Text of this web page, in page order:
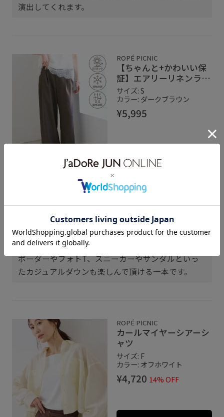
演出してくれます。
ROPÉ PICNIC
【ちゃんと+かわいい保
証】エアリーリネンライ
ク タックワイドパン
ツ/UVカット・速乾
サイズ: S
カラー: ダークブラウン
¥5,995
商品詳細をみる
腰周りのタックから裾にかけては落ちるような質感
で、こちらもジャケットと同じく少し光沢感があ
り、柔らかく上品な印象のボトムスです。
シャツやレザーシューズといったドレスアップから
ボーダーやフォトT、スニーカーやサンダルといっ
たカジュアルダウンも楽しんで頂ける一本です。
ROPÉ PICNIC
カールマイヤーシアーシ
ャツ
サイズ: F
カラー: オフホワイト
¥4,720 14% OFF